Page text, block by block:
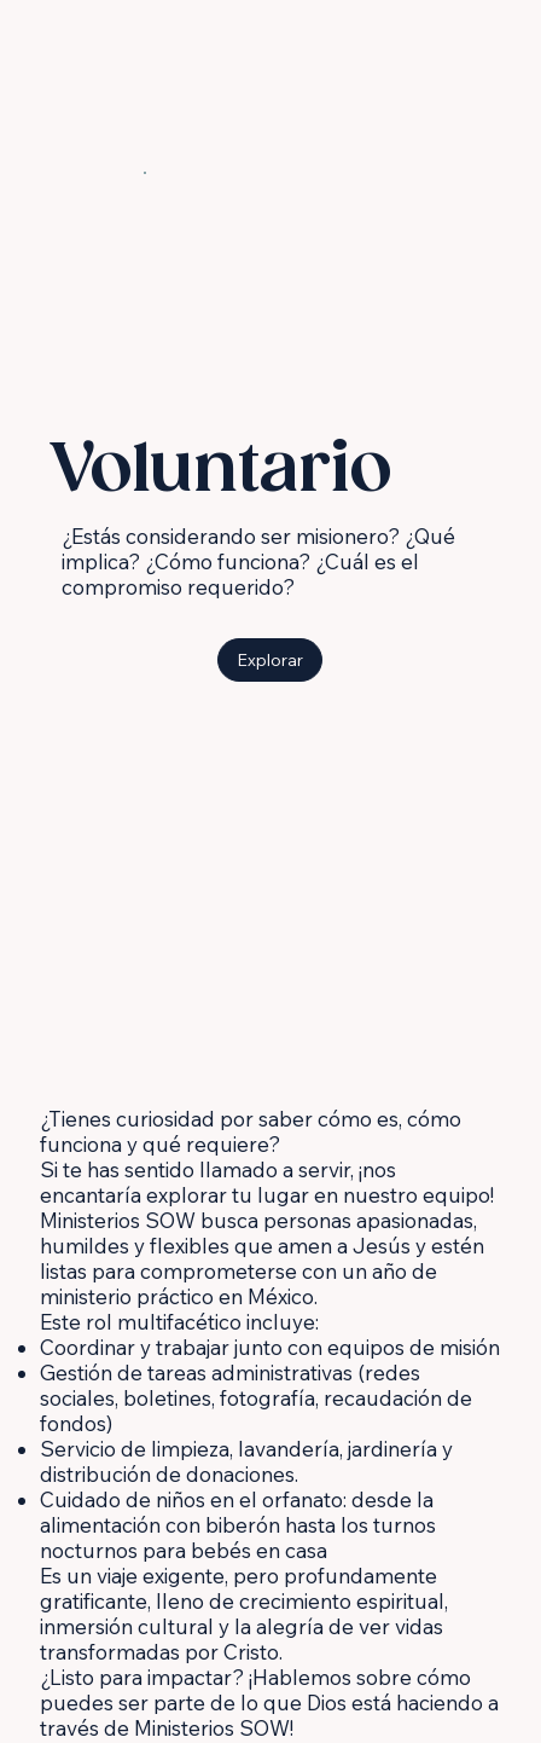
Voluntario
¿Estás considerando ser misionero? ¿Qué
implica? ¿Cómo funciona? ¿Cuál es el
compromiso requerido?
Explorar
¿Tienes curiosidad por saber cómo es, cómo
funciona y qué requiere?
Si te has sentido llamado a servir, ¡nos
encantaría explorar tu lugar en nuestro equipo!
Ministerios SOW busca personas apasionadas,
humildes y flexibles que amen a Jesús y estén
listas para comprometerse con un año de
ministerio práctico en México.
Este rol multifacético incluye:
Coordinar y trabajar junto con equipos de misión
Gestión de tareas administrativas (redes
sociales, boletines, fotografía, recaudación de
fondos)
Servicio de limpieza, lavandería, jardinería y
distribución de donaciones.
Cuidado de niños en el orfanato: desde la
alimentación con biberón hasta los turnos
nocturnos para bebés en casa
Es un viaje exigente, pero profundamente
gratificante, lleno de crecimiento espiritual,
inmersión cultural y la alegría de ver vidas
transformadas por Cristo.
¿Listo para impactar? ¡Hablemos sobre cómo
puedes ser parte de lo que Dios está haciendo a
través de Ministerios SOW!